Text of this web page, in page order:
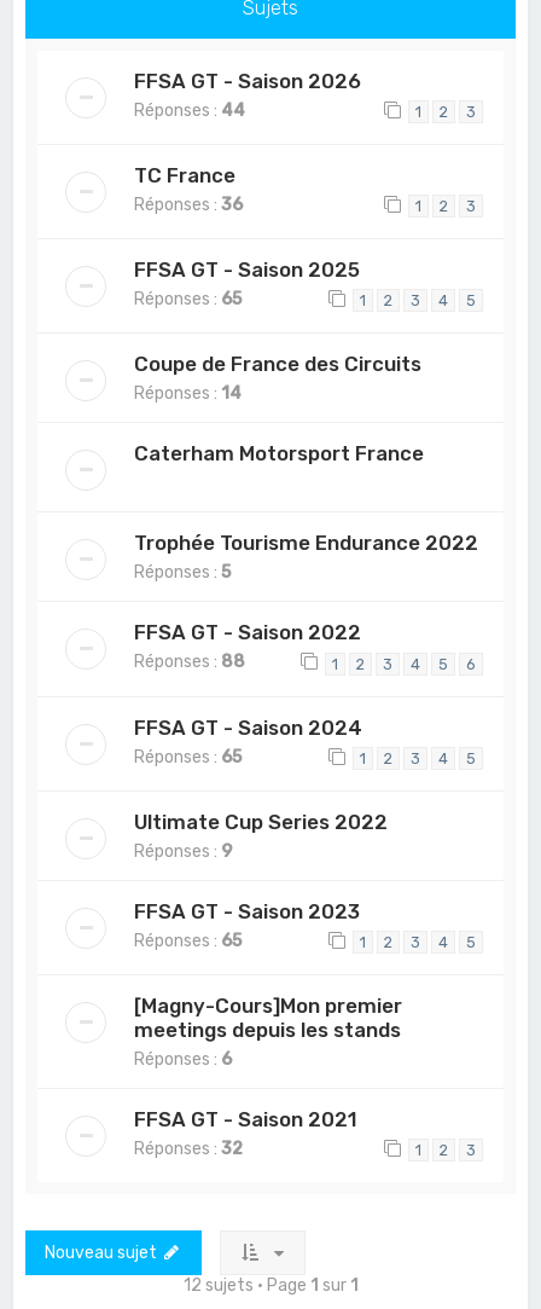
Sujets
FFSA GT - Saison 2026
Réponses : 44 1 2 3
TC France
Réponses :36 1 2 3
FFSA GT - Saison 2025
Réponses : 65 1 2 3 4 5
Coupe de France des Circuits
Réponses : 14
Caterham Motorsport France
Trophée Tourisme Endurance 2022
Réponses :5
FFSA GT - Saison 2022
Réponses : 88 1 2 3 4 5 6
FFSA GT - Saison 2024
Réponses : 65 1 2 3 4 5
Ultimate Cup Series 2022
Réponses : 9
FFSA GT - Saison 2023
Réponses : 65 1 2 3 4 5
[Magny-Cours]Mon premier
meetings depuis les stands
Réponses : 6
FFSA GT - Saison 2021
Réponses :32 1 2 3
Nouveau sujet
12 sujets • Page 1 sur 1